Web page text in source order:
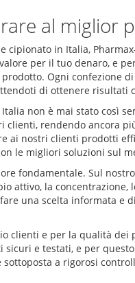
al miglior
cipionato in Italia,
per il tuo denaro, e
Ogni confezione
di ottenere risultati
non è mai stato così
clienti, rendendo ancora
ai nostri clienti prodotti
le migliori soluzioni sul
fondamentale. Sul
attivo, la concentrazione,
una scelta informata e
clienti e per la qualità dei
e testati, e per
a rigorosi